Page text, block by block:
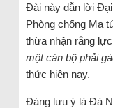
Đài này dẫn lời
Phòng chống Ma
thừa nhận rằng
một cán bộ phải
thức hiện nay.
Đáng lưu ý là Đà